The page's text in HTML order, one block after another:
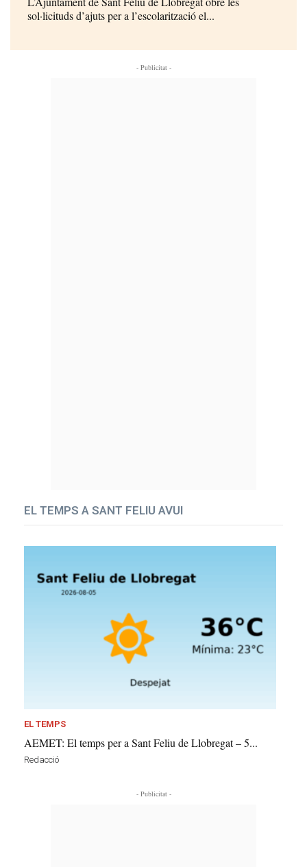
sol·licituds d’ajuts per a l’escolarització el...
- Publicitat -
EL TEMPS A SANT FELIU AVUI
EL TEMPS
AEMET: El temps per a Sant Feliu de Llobregat – 5...
Redacció
- Publicitat -